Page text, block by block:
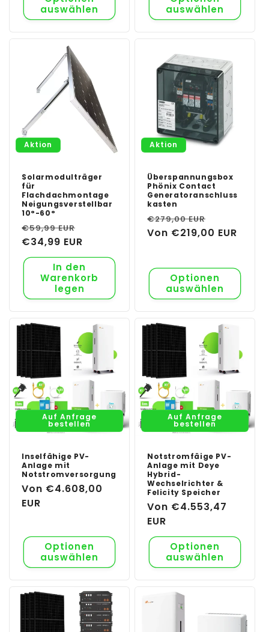
auswählen
auswählen
Aktion
Solarmodulträger
für
Flachdachmontage
Neigungsverstellbar
10°-60°
Normaler
Preis
€59,99 EUR
Verkaufspreis
€34,99 EUR
In den
Warenkorb
legen
Aktion
Überspannungsbox
Phönix Contact
Generatoranschluss
kasten
Normaler
Preis
€279,00 EUR
Von €219,00 EUR
Optionen
auswählen
Auf Anfrage
bestellen
Inselfähige PV-
Anlage mit
Notstromversorgung
Normaler
Preis
Von €4.608,00
EUR
Optionen
auswählen
Auf Anfrage
bestellen
Notstromfäige PV-
Anlage mit Deye
Hybrid-
Wechselrichter &
Felicity Speicher
Normaler
Preis
Von €4.553,47
EUR
Optionen
auswählen